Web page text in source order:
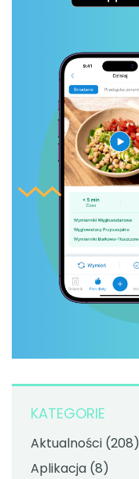
KATEGORIE
Aktualności (208)
Aplikacja (8)